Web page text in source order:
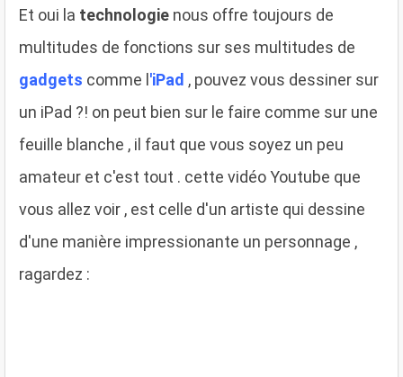
Et oui la technologie nous offre toujours de
multitudes de fonctions sur ses multitudes de
gadgets comme l 'iPad , pouvez vous dessiner sur
un iPad ?! on peut bien sur le faire comme sur une
feuille blanche , il faut que vous soyez un peu
amateur et c'est tout . cette vidéo Youtube que
vous allez voir , est celle d'un artiste qui dessine
d'une manière impressionante un personnage ,
ragardez :